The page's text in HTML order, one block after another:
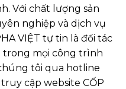
Với chất lượng sản
nghiệp và dịch vụ
VIỆT tự tin là đối tác
trong mọi công trình
tôi qua hotline
cập website CỐP